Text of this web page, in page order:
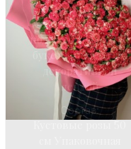
фоамеран и
матовую пленку,
подобранную в тон
букета, перевязан
декоративной
лентой
Состав: